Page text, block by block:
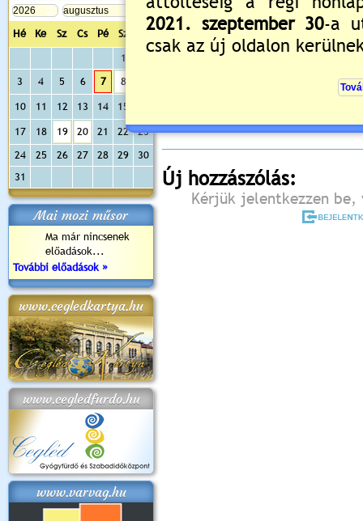
Hé Ke Sz Cs Pé Sz
Va
1
3
4 5 6 7 8
10 11 12 13 14 15
17 18 19 20 21 22
23
24
25 26 27 28 29
30
31
Mai mozi műsor
Ma már nincsenek
előadások...
További előadások »
www.cegledkartya.hu
www.cegledfurdo.hu
www.varvag.hu
Még nincsenek hozzászólások
Új hozzászólás:
Kérjük jelentkezzen be,